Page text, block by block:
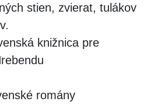
stien, zvierat, tulákov
knižnica pre
romány